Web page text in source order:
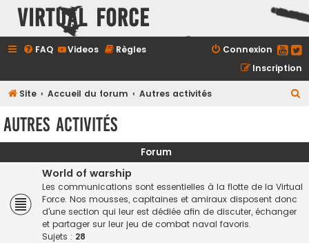
Virtual Force
FAQ Videos Règles
Connexion
Inscription
Site Accueil du forum Autres activités
e
r
Autres activités
Forum
World of warship
Les communications sont essentielles à la flotte de la Virtual
Force. Nos mousses, capitaines et amiraux disposent donc
d'une section qui leur est dédiée afin de discuter, échanger
et partager sur leur jeu de combat naval favoris.
Sujets : 28